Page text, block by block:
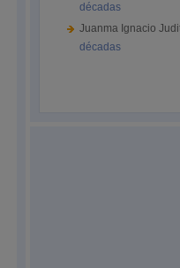
décadas
Juanma Ignacio
décadas